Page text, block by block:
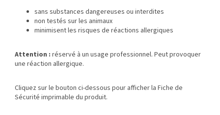
sans substances dangereuses ou interdites
non testés sur les animaux
minimisent les risques de réactions allergiques
Attention : réservé à un usage professionnel. Peut provoquer
une réaction allergique.
Cliquez sur le bouton ci-dessous pour afficher la Fiche de
Sécurité imprimable du produit.